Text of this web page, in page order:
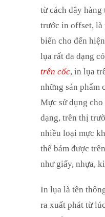
từ cách đây hàng
trước in offset, là
biến cho đến
lụa rất đa dạng
trên cốc, in lụa
những sản phẩm
Mực sử dụng
dạng, trên thị
nhiều loại mực
thể bám được
như giấy, nhựa,
In lụa là tên
ra xuất phát từ